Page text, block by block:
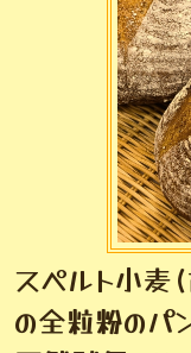
スペルト小麦
の全粒粉のパ